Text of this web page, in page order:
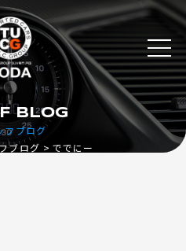
フブログ
BLOG
ブログ ででにー